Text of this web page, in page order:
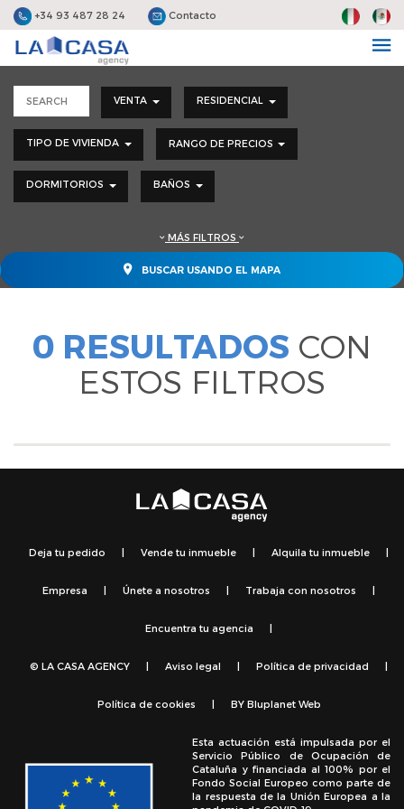
+34 93 487 28 24 Contacto
VENTA RESIDENCIAL
TIPO DE VIVIENDA RANGO DE PRECIOS
DORMITORIOS BAÑOS
MÁS FILTROS
BUSCAR USANDO EL MAPA
0 RESULTADOS CON
ESTOS FILTROS
Deja tu pedido | Vende tu inmueble | Alquila tu inmueble |
Empresa | Únete a nosotros | Trabaja con nosotros |
Encuentra tu agencia |
© LA CASA AGENCY | Aviso legal | Política de privacidad |
Política de cookies | BY Bluplanet Web
Esta actuación está impulsada por el
Servicio Público de Ocupación de
Cataluña y financiada al 100% por el
Fondo Social Europeo como parte de
la respuesta de la Unión Europea a la